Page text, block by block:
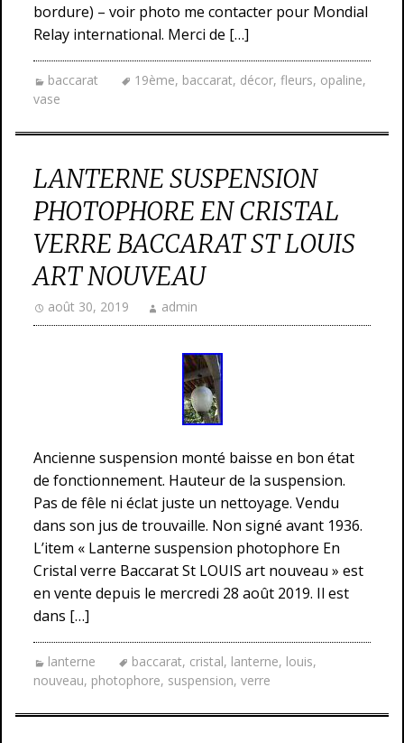
bordure) – voir photo me contacter pour Mondial
Relay international. Merci de […]
baccarat 19ème, baccarat, décor, fleurs, opaline,
vase
LANTERNE SUSPENSION
PHOTOPHORE EN CRISTAL
VERRE BACCARAT ST LOUIS
ART NOUVEAU
août 30, 2019 admin
Ancienne suspension monté baisse en bon état
de fonctionnement. Hauteur de la suspension.
Pas de fêle ni éclat juste un nettoyage. Vendu
dans son jus de trouvaille. Non signé avant 1936.
L’item « Lanterne suspension photophore En
Cristal verre Baccarat St LOUIS art nouveau » est
en vente depuis le mercredi 28 août 2019. Il est
dans […]
lanterne baccarat, cristal, lanterne, louis,
nouveau, photophore, suspension, verre